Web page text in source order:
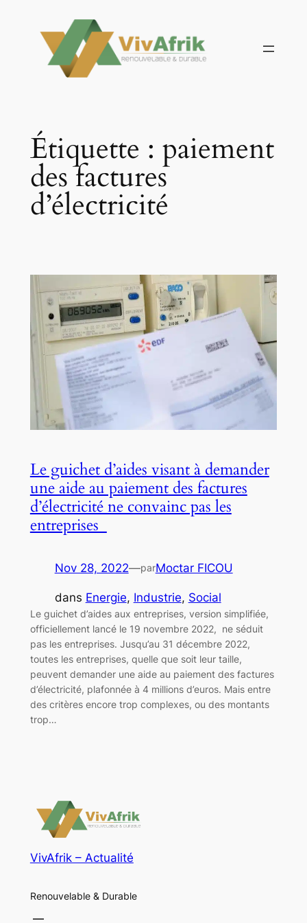
contenu
Étiquette : paiement
des factures
d’électricité
Le guichet d’aides visant à demander
une aide au paiement des factures
d’électricité ne convainc pas les
entreprises
Nov 28, 2022—parMoctar FICOU
dans Energie, Industrie, Social
Le guichet d’aides aux entreprises, version simplifiée,
officiellement lancé le 19 novembre 2022, ne séduit
pas les entreprises. Jusqu’au 31 décembre 2022,
toutes les entreprises, quelle que soit leur taille,
peuvent demander une aide au paiement des factures
d’électricité, plafonnée à 4 millions d’euros. Mais entre
des critères encore trop complexes, ou des montants
trop…
VivAfrik – Actualité
Renouvelable & Durable